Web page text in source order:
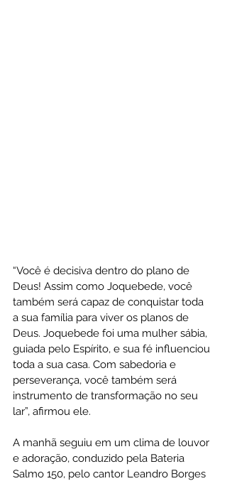
“Você é decisiva dentro do plano de
Deus! Assim como Joquebede, você
também será capaz de conquistar toda
a sua família para viver os planos de
Deus. Joquebede foi uma mulher sábia,
guiada pelo Espírito, e sua fé influenciou
toda a sua casa. Com sabedoria e
perseverança, você também será
instrumento de transformação no seu
lar”, afirmou ele.
A manhã seguiu em um clima de louvor
e adoração, conduzido pela Bateria
Salmo 150, pelo cantor Leandro Borges